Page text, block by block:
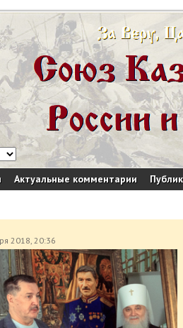
Актуальные комментарии
2018, 20:36